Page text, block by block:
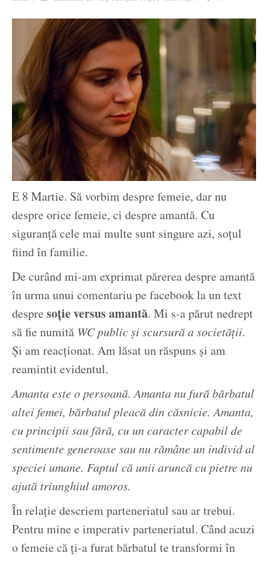
Ziua culorii
E 8 Martie. Să vorbim despre femeie, dar nu
despre orice femeie, ci despre amantă. Cu
siguranță cele mai multe sunt singure azi, soțul
fiind în familie.
De curând mi-am exprimat părerea despre amantă
în urma unui comentariu pe facebook la un text
despre soție versus amantă. Mi s-a părut nedrept
să fie numită WC public și scursură a societății.
Și am reacționat. Am lăsat un răspuns și am
reamintit evidentul.
Amanta este o persoană. Amanta nu fură bărbatul
altei femei, bărbatul pleacă din căsnicie. Amanta,
cu principii sau fără, cu un caracter capabil de
sentimente generoase sau nu rămâne un individ al
speciei umane. Faptul că unii aruncă cu pietre nu
ajută triunghiul amoros.
În relație descriem parteneriatul sau ar trebui.
Pentru mine e imperativ parteneriatul. Când acuzi
o femeie că ți-a furat bărbatul te transformi în